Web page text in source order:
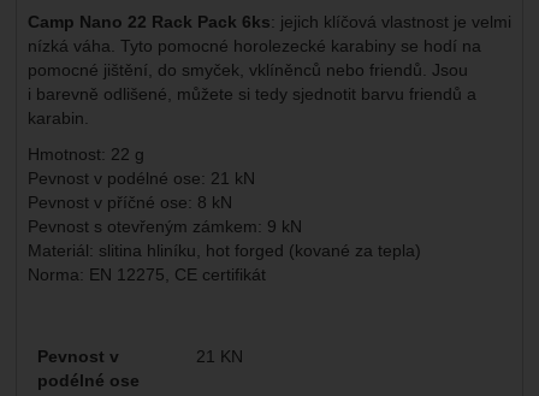
Camp Nano 22 Rack Pack 6ks: jejich klíčová vlastnost je velmi
nízká váha. Tyto pomocné horolezecké karabiny se hodí na
pomocné jištění, do smyček, vklíněnců nebo friendů. Jsou
i barevně odlišené, můžete si tedy sjednotit barvu friendů a
karabin.
Hmotnost: 22 g
Pevnost v podélné ose: 21 kN
Pevnost v příčné ose: 8 kN
Pevnost s otevřeným zámkem: 9 kN
Materiál: slitina hliníku, hot forged (kované za tepla)
Norma: EN 12275, CE certifikát
Parametry
Pevnost v
podélné ose
21 KN